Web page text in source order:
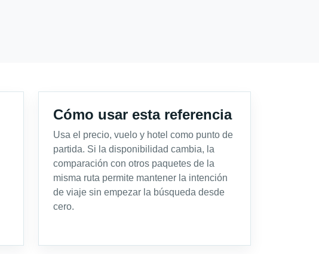
Cómo usar esta referencia
Usa el precio, vuelo y hotel como punto de
partida. Si la disponibilidad cambia, la
comparación con otros paquetes de la
misma ruta permite mantener la intención
de viaje sin empezar la búsqueda desde
cero.